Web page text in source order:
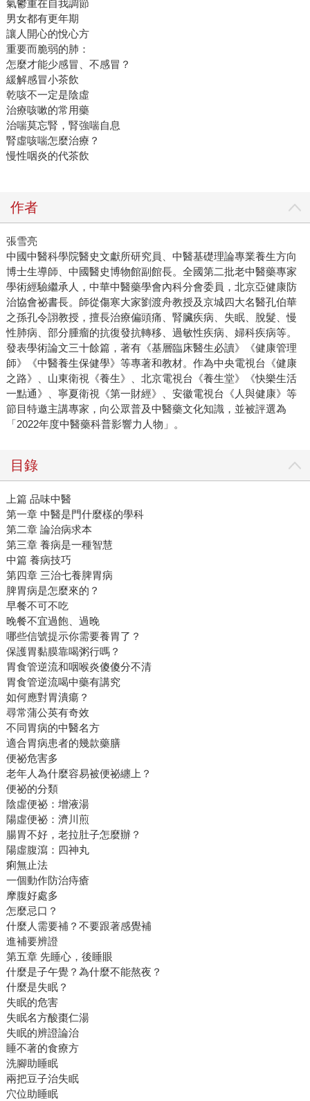
氣鬱重在自我調節
男女都有更年期
讓人開心的悅心方
重要而脆弱的肺：
怎麼才能少感冒、不感冒？
緩解感冒小茶飲
乾咳不一定是陰虛
治療咳嗽的常用藥
治喘莫忘腎，腎強喘自息
腎虛咳喘怎麼治療？
慢性咽炎的代茶飲
作者
張雪亮
中國中醫科學院醫史文獻所研究員、中醫基礎理論專業養生方向
博士生導師、中國醫史博物館副館長。全國第二批老中醫藥專家
學術經驗繼承人，中華中醫藥學會內科分會委員，北京亞健康防
治協會祕書長。師從傷寒大家劉渡舟教授及京城四大名醫孔伯華
之孫孔令詡教授，擅長治療偏頭痛、腎臟疾病、失眠、脫髮、慢
性肺病、部分腫瘤的抗復發抗轉移、過敏性疾病、婦科疾病等。
發表學術論文三十餘篇，著有《基層臨床醫生必讀》《健康管理
師》《中醫養生保健學》等專著和教材。作為中央電視台《健康
之路》、山東衛視《養生》、北京電視台《養生堂》《快樂生活
一點通》、寧夏衛視《第一財經》、安徽電視台《人與健康》等
節目特邀主講專家，向公眾普及中醫藥文化知識，並被評選為
「2022年度中醫藥科普影響力人物」。
目錄
上篇 品味中醫
第一章 中醫是門什麼樣的學科
第二章 論治病求本
第三章 養病是一種智慧
中篇 養病技巧
第四章 三治七養脾胃病
脾胃病是怎麼來的？
早餐不可不吃
晚餐不宜過飽、過晚
哪些信號提示你需要養胃了？
保護胃黏膜靠喝粥行嗎？
胃食管逆流和咽喉炎傻傻分不清
胃食管逆流喝中藥有講究
如何應對胃潰瘍？
尋常蒲公英有奇效
不同胃病的中醫名方
適合胃病患者的幾款藥膳
便祕危害多
老年人為什麼容易被便祕纏上？
便祕的分類
陰虛便祕：增液湯
陽虛便祕：濟川煎
腸胃不好，老拉肚子怎麼辦？
陽虛腹瀉：四神丸
痢無止法
一個動作防治痔瘡
摩腹好處多
怎麼忌口？
什麼人需要補？不要跟著感覺補
進補要辨證
第五章 先睡心，後睡眼
什麼是子午覺？為什麼不能熬夜？
什麼是失眠？
失眠的危害
失眠名方酸棗仁湯
失眠的辨證論治
睡不著的食療方
洗腳助睡眠
兩把豆子治失眠
穴位助睡眠